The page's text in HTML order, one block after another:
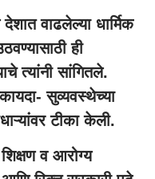
वाढलेल्या धार्मिक
ही
त्यांनी सांगितले.
सुव्यवस्थेच्या
टीका केली.
व आरोग्य